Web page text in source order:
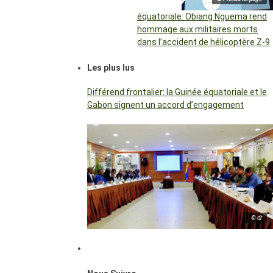
équatoriale: Obiang Nguema rend
hommage aux militaires morts
dans l’accident de hélicoptère Z-9
Les plus lus
Différend frontalier: la Guinée équatoriale et le
Gabon signent un accord d’engagement
© dr